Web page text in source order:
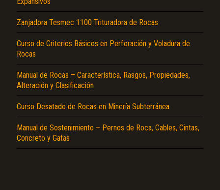
Zanjadora Tesmec 1100 Trituradora de Rocas
Curso de Criterios Básicos en Perforación y Voladura de
Rocas
Manual de Rocas – Característica, Rasgos, Propiedades,
Alteración y Clasificación
Curso Desatado de Rocas en Minería Subterránea
Manual de Sostenimiento – Pernos de Roca, Cables, Cintas,
Concreto y Gatas
El Título es incorrecto según el contenido.
Texto o Imagen de portada son erróneos.
Reportar otro tipo de error...